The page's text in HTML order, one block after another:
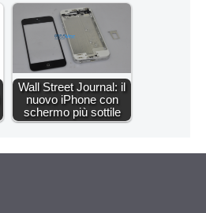
Wall Street Journal: il
nuovo iPhone con
schermo più sottile